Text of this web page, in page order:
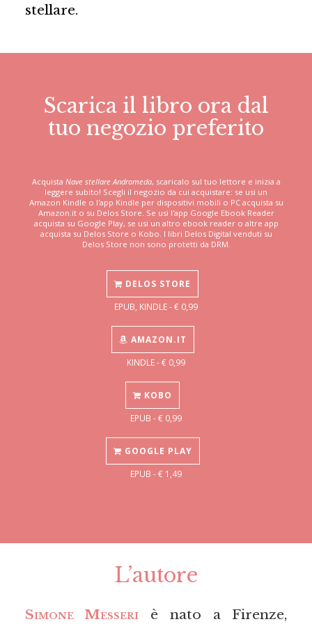
stellare.
Scarica il libro ora dal
tuo negozio preferito
Acquista Nave stellare Andromeda, scaricalo sul tuo lettore e inizia a
leggere subito! Scegli il negozio da cui acquistare: se usi un
Amazon Kindle o l'app Kindle per dispositivi mobili o PC acquista su
Amazon.it o su Delos Store. Se usi l'app Google Ebook Reader
acquista su Google Play, se usi un altro ebook reader o altre app
acquista su Delos Store o Kobo. I libri Delos Digital venduti su
Delos Store non sono protetti da DRM.
DELOS STORE
EPUB, KINDLE - € 0,99
AMAZON.IT
KINDLE - € 0,99
KOBO
EPUB - € 0,99
GOOGLE PLAY
EPUB - € 1,49
L’autore
Simone Messeri è nato a Firenze,